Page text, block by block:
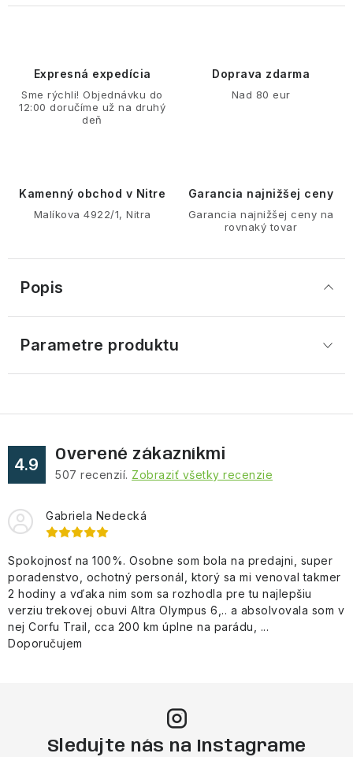
Expresná expedícia
Sme rýchli! Objednávku do
12:00 doručíme už na druhý
deň
Doprava zdarma
Nad 80 eur
Kamenný obchod v Nitre
Malíkova 4922/1, Nitra
Garancia najnižšej ceny
Garancia najnižšej ceny na
rovnaký tovar
Popis
Parametre produktu
4.9
Overené zákazníkmi
507 recenzií. Zobraziť všetky recenzie
Gabriela Nedecká
Spokojnosť na 100%. Osobne som bola na predajni, super
poradenstvo, ochotný personál, ktorý sa mi venoval takmer
2 hodiny a vďaka nim som sa rozhodla pre tu najlepšiu
verziu trekovej obuvi Altra Olympus 6,.. a absolvovala som v
nej Corfu Trail, cca 200 km úplne na parádu, ...
Doporučujem
Sledujte nás na Instagrame